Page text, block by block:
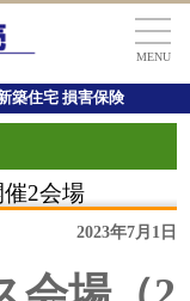
MENU
築住宅 損害保険
2会場
2023年7月1日